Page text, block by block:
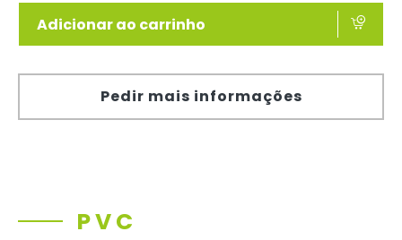
Adicionar ao carrinho
Pedir mais informações
PVC